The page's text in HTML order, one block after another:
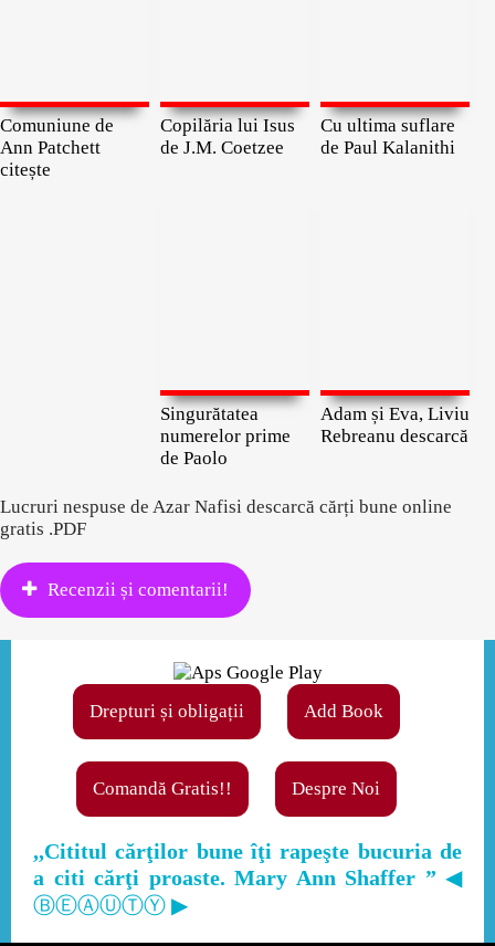
Comuniune de
Ann Patchett
citește
Copilăria lui Isus
de J.M. Coetzee
Cu ultima suflare
de Paul Kalanithi
Singurătatea
numerelor prime
de Paolo
Adam și Eva, Liviu
Rebreanu descarcă
Lucruri nespuse de Azar Nafisi descarcă cărți bune online
gratis .PDF
Recenzii și comentarii!
Drepturi și obligații Add Book
Comandă Gratis!! Despre Noi
,,Cititul cărţilor bune îţi rapeşte bucuria de
a citi cărţi proaste. Mary Ann Shaffer ” ◀
ⒷⒺⒶⓊⓉⓎ ▶